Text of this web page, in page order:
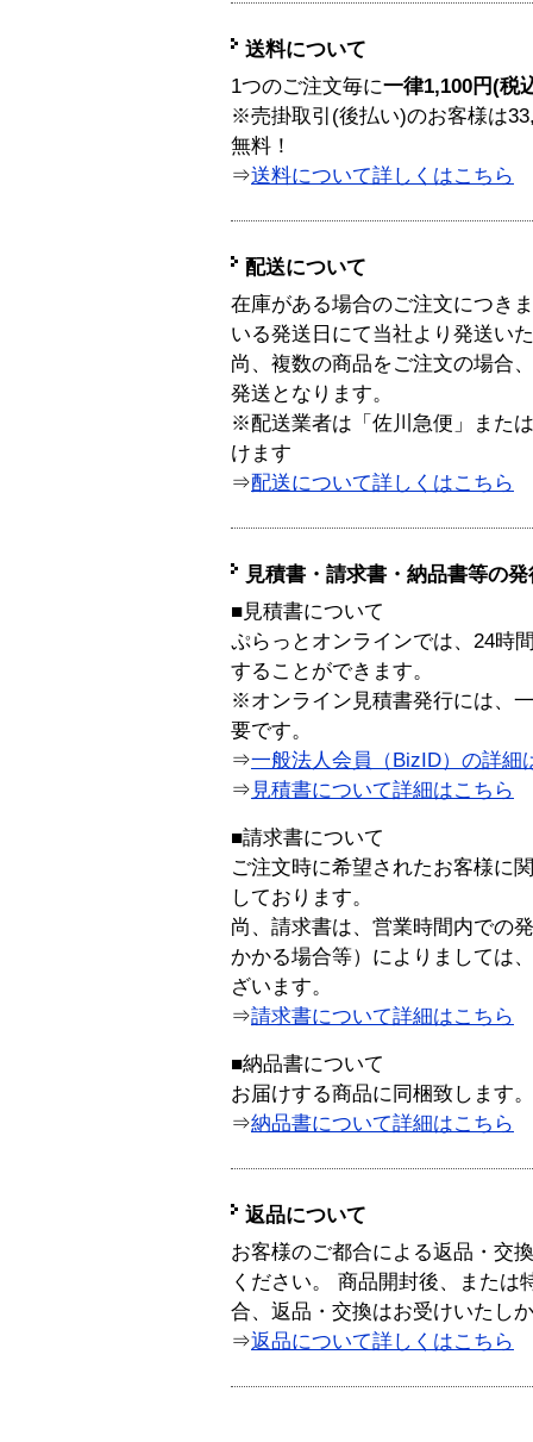
送料について
1つのご注文毎に一律1,100円(税
※売掛取引(後払い)のお客様は
無料！
⇒送料について詳しくはこちら
配送について
在庫がある場合のご注文につき
いる発送日にて当社より発送い
尚、複数の商品をご注文の場合
発送となります。
※配送業者は「佐川急便」また
けます
⇒配送について詳しくはこちら
見積書・請求書・納品書等の
■見積書について
ぷらっとオンラインでは、24時
することができます。
※オンライン見積書発行には、
要です。
⇒一般法人会員（BizID）の詳細
⇒ 見積書について詳細はこちら
■請求書について
ご注文時に希望されたお客様に
しております。
尚、請求書は、営業時間内での
かかる場合等）によりましては
ざいます。
⇒請求書について詳細はこちら
■納品書について
お届けする商品に同梱致します。
⇒納品書について詳細はこちら
返品について
お客様のご都合による返品・交
ください。 商品開封後、または
合、返品・交換はお受けいたし
⇒返品について詳しくはこちら